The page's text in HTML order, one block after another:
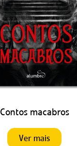
Contos macabros
Ver mais